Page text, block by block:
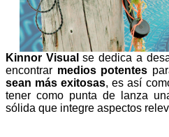
Kinnor Visual se dedica a
encontrar medios potentes
sean más exitosas, es así
tener como punta de lanza
sólida que integre aspectos